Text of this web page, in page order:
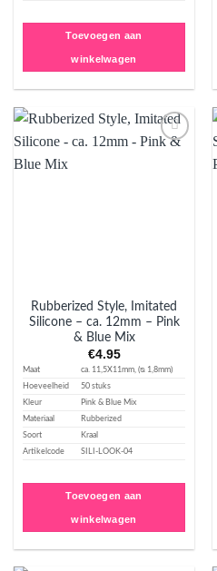
Toevoegen aan
winkelwagen
Rubberized Style, Imitated
Silicone – ca. 12mm – Pink
& Blue Mix
€4.95
Maat
ca. 11,5X11mm, (ᴓ 1,8mm)
Hoeveelheid
50 stuks
Kleur
Pink & Blue Mix
Materiaal
Rubberized
Soort
Kraal
Artikelcode
SILI-LOOK-04
Toevoegen aan
winkelwagen